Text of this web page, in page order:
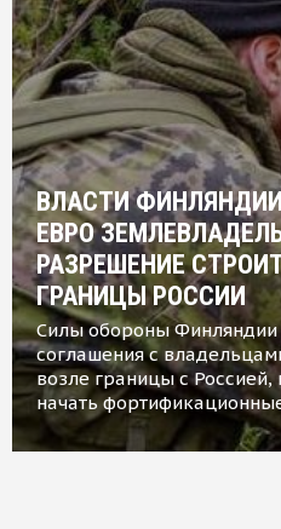
ВЛАСТИ
ЕВРО
РАЗРЕШЕНИЕ
ГРАНИЦЫ РОССИИ
Силы обороны
соглашения с
возле границы с
начать